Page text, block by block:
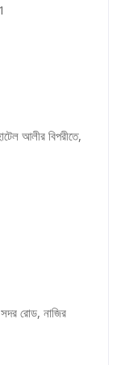
আলীর বিপরীতে,
রোড, নাজির